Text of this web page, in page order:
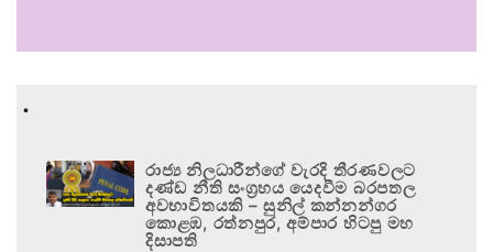
.
රාජ්‍ය නිලධාරීන්ගේ වැරදි තීරණවලට
දණ්ඩ නීති සංග්‍රහය යෙදවීම බරපතල
අවභාවිතයකි – සුනිල් කන්නන්ගර
කොළඹ, රත්නපුර, අම්පාර හිටපු මහ
දිසාපති